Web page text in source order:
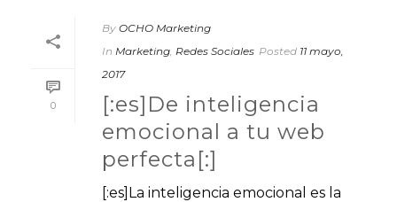
0
By OCHO Marketing
In Marketing Redes Sociales Posted 11 mayo,
2017
[:es]De inteligencia
emocional a tu web
perfecta[:]
[:es]La inteligencia emocional es la